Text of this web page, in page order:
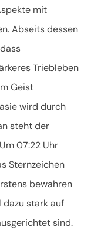
mit
Abseits dessen
Triebleben
Geist
wird durch
steht der
07:22 Uhr
Sternzeichen
bewahren
dazu stark auf
sind.